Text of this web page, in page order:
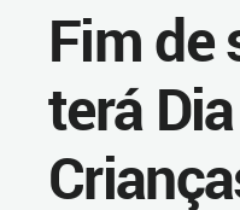
Fim de
terá